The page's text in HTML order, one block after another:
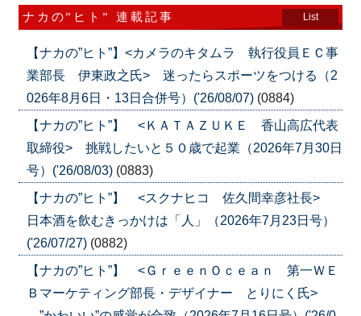
ナカの”ヒト” 連載記事 List
【ナカの”ヒト”】<カメラのキタムラ 執行役員ＥＣ事
業部長 伊東政之氏> 迷ったらスポーツをつける（2
026年8月6日・13日合併号）('26/08/07) (0884)
【ナカの”ヒト”】 <ＫＡＴＡＺＵＫＥ 香山高広代表
取締役> 挑戦したいと５０歳で起業（2026年7月30日
号）('26/08/03) (0883)
【ナカの”ヒト”】 <スクナヒコ 佐久間幸彦社長>
日本酒を飲むきっかけは「人」（2026年7月23日号）
('26/07/27) (0882)
【ナカの”ヒト”】 <ＧｒｅｅｎＯｃｅａｎ 第一ＷＥ
Ｂマーケティング部長・デザイナー とりにく氏>